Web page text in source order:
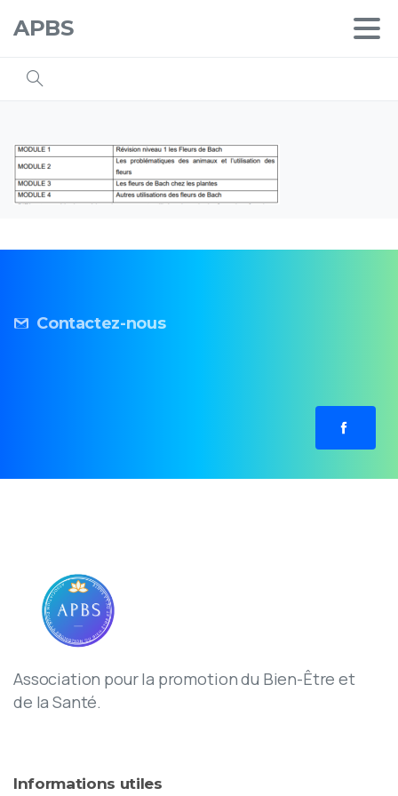
APBS
Contactez-nous
Association pour la promotion du Bien-Être et
de la Santé.
Informations utiles